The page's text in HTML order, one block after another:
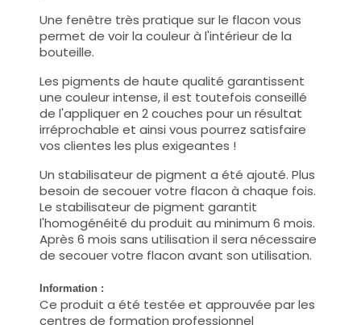
Une fenêtre très pratique sur le flacon vous
permet de voir la couleur à l'intérieur de la
bouteille.
Les pigments de haute qualité garantissent
une couleur intense, il est toutefois conseillé
de l'appliquer en 2 couches pour un résultat
irréprochable et ainsi vous pourrez satisfaire
vos clientes les plus exigeantes !
Un stabilisateur de pigment a été ajouté. Plus
besoin de secouer votre flacon à chaque fois.
Le stabilisateur de pigment garantit
l'homogénéité du produit au minimum 6 mois.
Après 6 mois sans utilisation il sera nécessaire
de secouer votre flacon avant son utilisation.
Information :
Ce produit a été testée et approuvée par les
centres de formation professionnel